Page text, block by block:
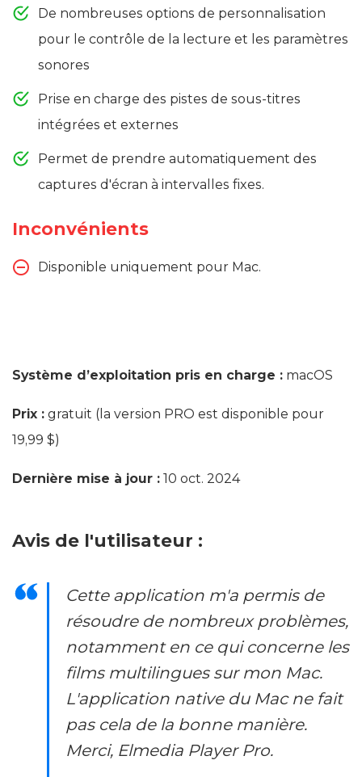
De nombreuses options de personnalisation
pour le contrôle de la lecture et les paramètres
sonores
Prise en charge des pistes de sous-titres
intégrées et externes
Permet de prendre automatiquement des
captures d'écran à intervalles fixes.
Inconvénients
Disponible uniquement pour Mac.
Système d’exploitation pris en charge : macOS
Prix : gratuit (la version PRO est disponible pour
19,99 $)
Dernière mise à jour : 10 oct. 2024
Avis de l'utilisateur :
Cette application m'a permis de
résoudre de nombreux problèmes,
notamment en ce qui concerne les
films multilingues sur mon Mac.
L'application native du Mac ne fait
pas cela de la bonne manière.
Merci, Elmedia Player Pro.